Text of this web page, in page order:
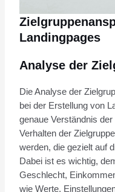
Landingpages
Analyse der
Die Analyse der
bei der Erstellung von
genaue Verständnis
Verhalten der
werden, die gezielt auf
Dabei ist es wichtig,
Geschlecht,
wie Werte,